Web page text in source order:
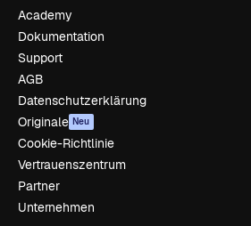
Academy
Dokumentation
Support
AGB
Datenschutzerklärung
Originale Neu
Cookie-Richtlinie
Vertrauenszentrum
Partner
Unternehmen